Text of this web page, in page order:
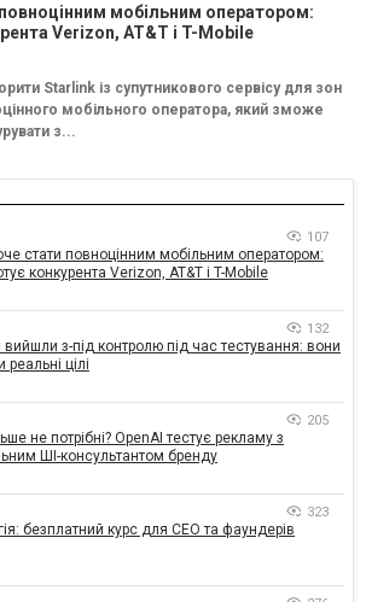
мобільним оператором:
Verizon, AT&T і T-Mobile
Starlink із супутникового сервісу для зон
мобільного оператора, який зможе
з...
107
стати повноцінним мобільним оператором:
конкурента Verizon, AT&T і T-Mobile
132
вийшли з-під контролю під час тестування: вони
реальні цілі
205
не потрібні? OpenAI тестує рекламу з
ШІ-консультантом бренду
323
безплатний курс для CEO та фаундерів